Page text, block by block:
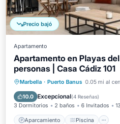
Precio bajó
Apartamento
Apartamento en Playas
personas | Casa Cádiz 101
Marbella · Puerto Banus 0.05 mi al
10.0 Excepcional(4 Reseñas)
3 Dormitorios 2 baños 6 Invitados
Aparcamiento Piscina
Aparcamiento
Balcón/Terraza